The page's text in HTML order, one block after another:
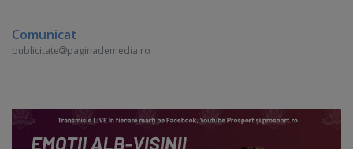
Comunicat
publicitate paginademedia.ro